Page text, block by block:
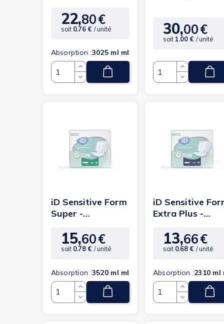
Prix
22,80€
soit 0.76 € / unité
Absorption :3025 ml ml
Quantité
Prix
30,00€
soit 1.00 € / unité
Quantité
iD Sensitive Form
Super -
anatomique
Prix
15,60€
soit 0.78 € / unité
Absorption :3520 ml ml
Quantité
iD Sensitive
Extra Plus -
anatomique
Prix
13,66€
soit 0.68 € / unité
Absorption :2310 ml
Quantité